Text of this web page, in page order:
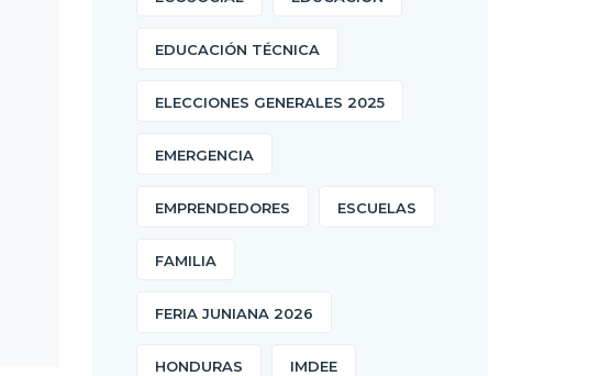
EDUCACIÓN TÉCNICA
ELECCIONES GENERALES 2025
EMERGENCIA
EMPRENDEDORES ESCUELAS
FAMILIA
FERIA JUNIANA 2026
HONDURAS IMDEE